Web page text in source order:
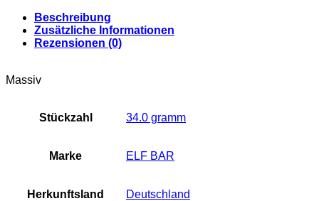
Beschreibung
Zusätzliche Informationen
Rezensionen (0)
Massiv
Stückzahl ‎34.0 gramm
Marke ‎ELF BAR
Herkunftsland ‎Deutschland